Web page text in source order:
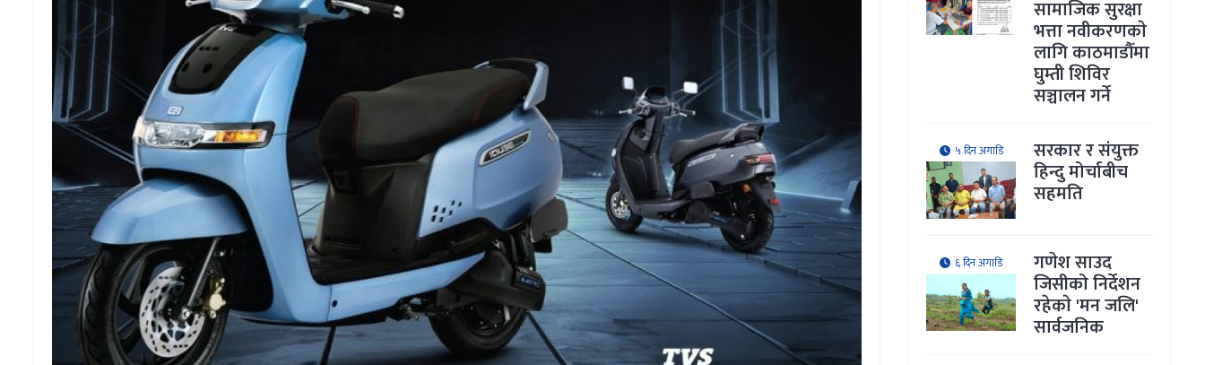
सामाजिक सुरक्षा
भत्ता नवीकरणकाे
लागि काठमाडौँमा
घुम्ती शिविर
सञ्चालन गर्ने
५ दिन अगाडि सरकार र संयुक्त
हिन्दु मोर्चाबीच
सहमति
६ दिन अगाडि गणेश साउद
जिसीको निर्देशन
रहेकाे 'मन जलि'
सार्वजनिक